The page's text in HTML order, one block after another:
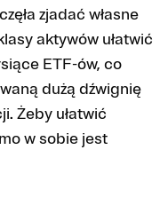
zjadać własne
aktywów ułatwić
ETF-ów, co
dużą dźwignię
Żeby ułatwić
w sobie jest